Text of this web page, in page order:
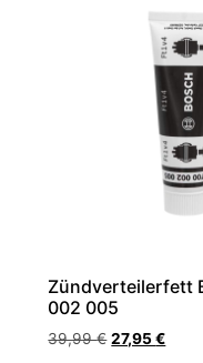
Zündverteilerfett
002 005
39,99€ 27,95€